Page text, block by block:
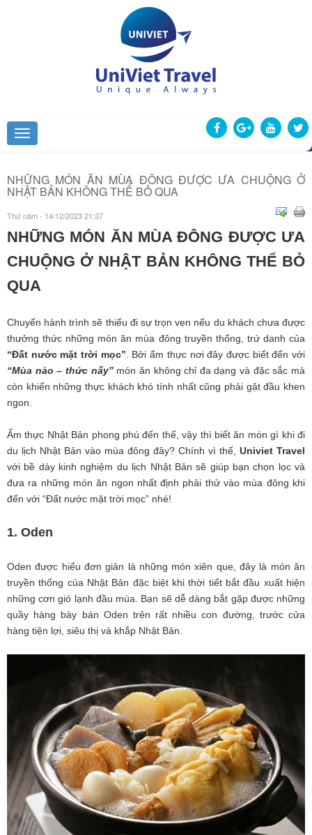
NHỮNG MÓN ĂN MÙA ĐÔNG ĐƯỢC ƯA CHUỘNG Ở
NHẬT BẢN KHÔNG THỂ BỎ QUA
Thứ năm - 14/12/2023 21:37
NHỮNG MÓN ĂN MÙA ĐÔNG ĐƯỢC ƯA
CHUỘNG Ở NHẬT BẢN KHÔNG THỂ BỎ
QUA
Chuyến hành trình sẽ thiếu đi sự trọn vẹn nếu du khách chưa được
thưởng thức những món ăn mùa đông truyền thống, trứ danh của
“Đất nước mặt trời mọc” . Bởi ẩm thực nơi đây được biết đến với
“Mùa nào – thức nấy”món ăn không chỉ đa dạng và đặc sắc mà
còn khiến những thực khách khó tính nhất cũng phải gật đầu khen
ngon.
Ẩm thực Nhật Bản phong phú đến thế, vậy thì biết ăn món gì khi đi
du lịch Nhật Bản vào mùa đông đây? Chính vì thế, Univiet Travel
với bề dày kinh nghiệm du lịch Nhật Bản sẽ giúp bạn chọn lọc và
đưa ra những món ăn ngon nhất định phải thử vào mùa đông khi
đến với “Đất nước mặt trời mọc” nhé!
1. Oden
Oden được hiểu đơn giản là những món xiên que, đây là món ăn
truyền thống của Nhật Bản đặc biệt khi thời tiết bắt đầu xuất hiện
những cơn gió lạnh đầu mùa. Bạn sẽ dễ dàng bắt gặp được những
quầy hàng bày bán Oden trên rất nhiều con đường, trước cửa
hàng tiện lợi, siêu thị và khắp Nhật Bản.